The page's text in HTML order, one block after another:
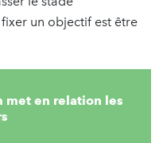
un objectif est être
met en relation les